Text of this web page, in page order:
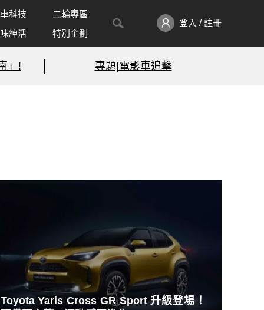
科技
二輪專區
紳活
特別企劃
登入 / 註冊
」! 專題|電影車追擊
Toyota Yaris Cross GR Sport 升級登場！